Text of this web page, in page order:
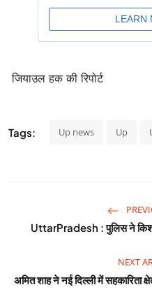
जियाउल हक की रिपोर्ट
Tags: Up news Up
UttarPradesh : पुलिस ने
NEXT
अमित शाह ने नई दिल्ली में सहकारिता